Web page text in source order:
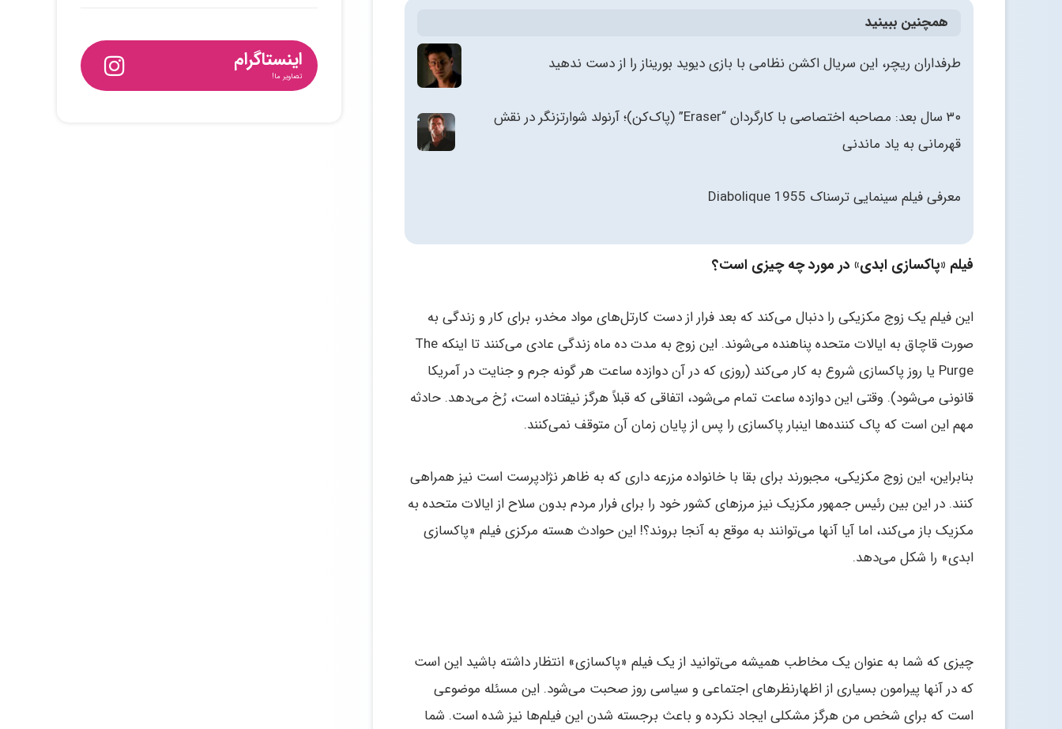
همچنین ببینید
طرفداران ریچر، این سریال اکشن نظامی با بازی دیوید بوریناز را از دست ندهید
۳۰ سال بعد: مصاحبه اختصاصی با کارگردان “Eraser” (پاک‌کن)؛ آرنولد شوارتزنگر در نقش
قهرمانی به یاد ماندنی
معرفی فیلم سینمایی ترسناک Diabolique 1955
فیلم «پاکسازی ابدی» در مورد چه چیزی است؟
این فیلم یک زوج مکزیکی را دنبال می‌کند که بعد فرار از دست کارتل‌های مواد مخدر، برای کار و زندگی به
صورت قاچاق به ایالات متحده پناهنده می‌شوند. این زوج به مدت ده ماه زندگی عادی می‌کنند تا اینکه The
Purge یا روز پاکسازی شروع به کار می‌کند (روزی که در آن دوازده ساعت هر گونه جرم و جنایت در آمریکا
قانونی می‌شود). وقتی این دوازده ساعت تمام می‌شود، اتفاقی که قبلاً هرگز نیفتاده است، رُخ می‌دهد. حادثه
مهم این است که پاک کننده‌ها اینبار پاکسازی را پس از پایان زمان آن متوقف نمی‌کنند.
بنابراین، این زوج مکزیکی، مجبورند برای بقا با خانواده مزرعه‌ داری که به ظاهر نژادپرست است نیز همراهی
کنند. در این بین رئیس جمهور مکزیک نیز مرزهای کشور خود را برای فرار مردم بدون سلاح از ایالات متحده به
مکزیک باز می‌کند، اما آیا آنها می‌توانند به موقع به آنجا بروند؟! این حوادث هسته مرکزی فیلم «پاکسازی
ابدی» را شکل می‌دهد.
چیزی که شما به عنوان یک مخاطب همیشه می‌توانید از یک فیلم «پاکسازی» انتظار داشته باشید این است
که در آنها پیرامون بسیاری از اظهارنظرهای اجتماعی و سیاسی روز صحبت می‌شود. این مسئله موضوعی
است که برای شخص من هرگز مشکلی ایجاد نکرده و باعث برجسته شدن این فیلم‌ها نیز شده است. شما
اینستاگرام
تصاویر ما!